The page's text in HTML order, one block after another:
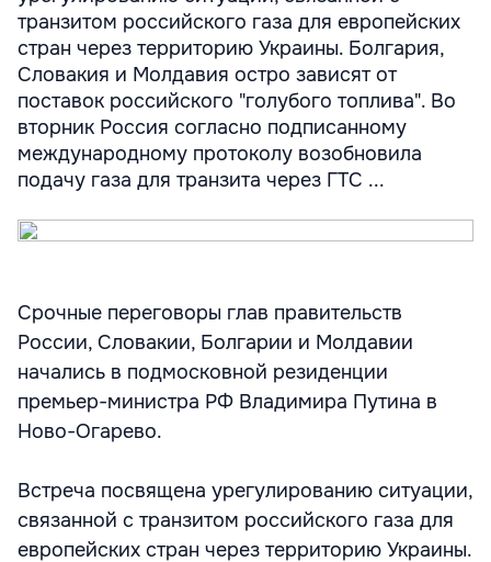
транзитом российского газа для европейских
стран через территорию Украины. Болгария,
Словакия и Молдавия остро зависят от
поставок российского "голубого топлива". Во
вторник Россия согласно подписанному
международному протоколу возобновила
подачу газа для транзита через ГТС ...
Срочные переговоры глав правительств
России, Словакии, Болгарии и Молдавии
начались в подмосковной резиденции
премьер-министра РФ Владимира Путина в
Ново-Огарево.
Встреча посвящена урегулированию ситуации,
связанной с транзитом российского газа для
европейских стран через территорию Украины.